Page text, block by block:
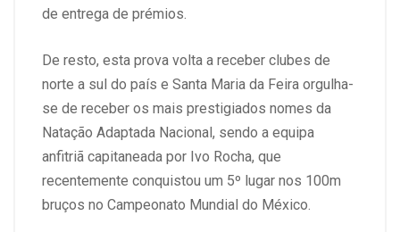
de entrega de prémios.
De resto, esta prova volta a receber clubes de
norte a sul do país e Santa Maria da Feira orgulha-
se de receber os mais prestigiados nomes da
Natação Adaptada Nacional, sendo a equipa
anfitriã capitaneada por Ivo Rocha, que
recentemente conquistou um 5º lugar nos 100m
bruços no Campeonato Mundial do México.